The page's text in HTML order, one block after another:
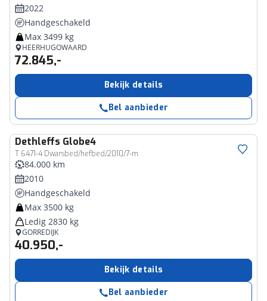
2022
Handgeschakeld
Max 3499 kg
HEERHUGOWAARD
72.845,-
Bekijk details
Bel aanbieder
Dethleffs Globe4
T 6471-4 Dwarsbed/hefbed/2010/7-m
84.000 km
2010
Handgeschakeld
Max 3500 kg
Ledig 2830 kg
GORREDIJK
40.950,-
Bekijk details
Bel aanbieder